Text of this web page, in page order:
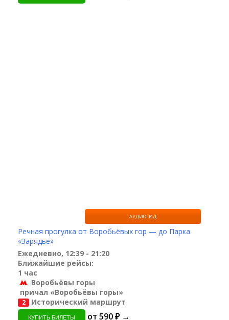
АУДИОГИД
Речная прогулка от Воробьёвых гор — до Парка
«Зарядье»
Ежедневно, 12:39 - 21:20
Ближайшие рейсы:
1 час
Воробьёвы горы
причал «Воробьёвы горы»
2 Исторический маршрут
КУПИТЬ БИЛЕТЫ от 590 ₽ →